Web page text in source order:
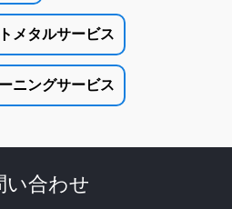
メタルサービス
ニングサービス
い合わせ